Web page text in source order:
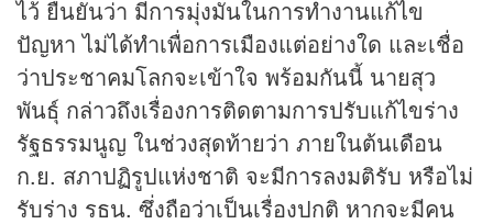
ไว้ ยืนยันว่า มีการมุ่งมั่นในการทำงานแก้ไข
ปัญหา ไม่ได้ทำเพื่อการเมืองแต่อย่างใด และเชื่อ
ว่าประชาคมโลกจะเข้าใจ พร้อมกันนี้ นายสุว
พันธุ์ กล่าวถึงเรื่องการติดตามการปรับแก้ไขร่าง
รัฐธรรมนูญ ในช่วงสุดท้ายว่า ภายในต้นเดือน
ก.ย. สภาปฏิรูปแห่งชาติ จะมีการลงมติรับ หรือไม่
รับร่าง รธน. ซึ่งถือว่าเป็นเรื่องปกติ หากจะมีคน